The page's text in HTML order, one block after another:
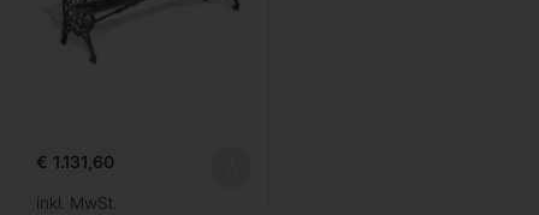
€ 1.131,60
inkl. MwSt.